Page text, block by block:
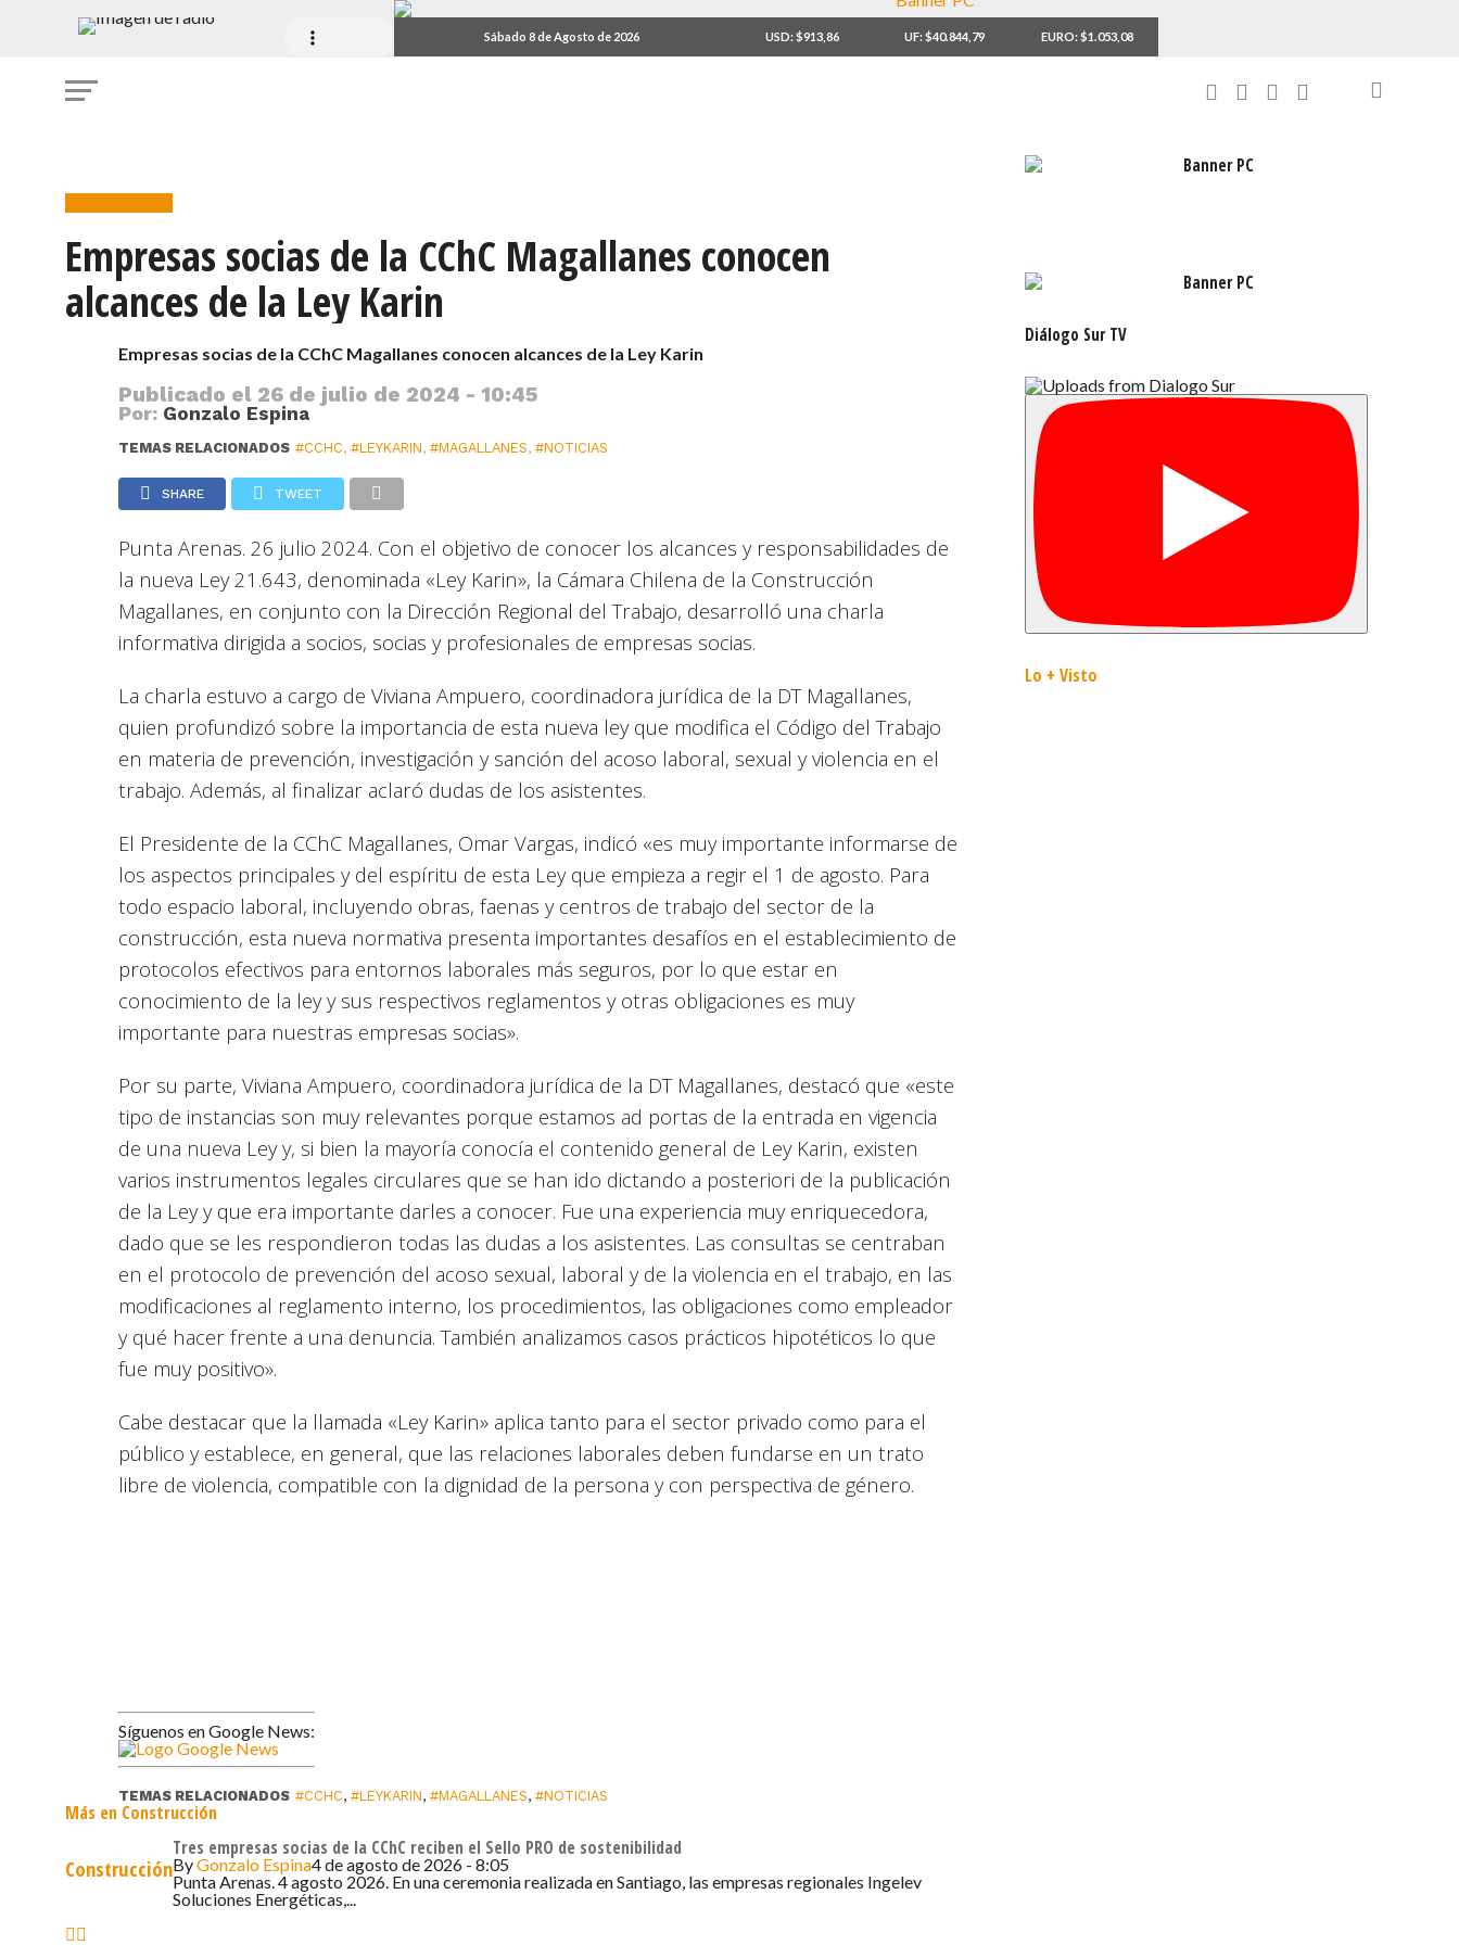
Sábado 8 de Agosto de 2026 USD: $913,86 UF: $40.844,79 EURO: $1.053,08
Construcción
Empresas socias de la CChC Magallanes conocen
alcances de la Ley Karin
Empresas socias de la CChC Magallanes conocen alcances de la Ley Karin
Publicado el 26 de julio de 2024 - 10:45
Por: Gonzalo Espina
TEMAS RELACIONADOS #CCHC,#LEYKARIN,#MAGALLANES,#NOTICIAS
SHARE TWEET
Punta Arenas. 26 julio 2024. Con el objetivo de conocer los alcances y responsabilidades de
la nueva Ley 21.643, denominada «Ley Karin», la Cámara Chilena de la Construcción
Magallanes, en conjunto con la Dirección Regional del Trabajo, desarrolló una charla
informativa dirigida a socios, socias y profesionales de empresas socias.
La charla estuvo a cargo de Viviana Ampuero, coordinadora jurídica de la DT Magallanes,
quien profundizó sobre la importancia de esta nueva ley que modifica el Código del Trabajo
en materia de prevención, investigación y sanción del acoso laboral, sexual y violencia en el
trabajo. Además, al finalizar aclaró dudas de los asistentes.
El Presidente de la CChC Magallanes, Omar Vargas, indicó «es muy importante informarse de
los aspectos principales y del espíritu de esta Ley que empieza a regir el 1 de agosto. Para
todo espacio laboral, incluyendo obras, faenas y centros de trabajo del sector de la
construcción, esta nueva normativa presenta importantes desafíos en el establecimiento de
protocolos efectivos para entornos laborales más seguros, por lo que estar en
conocimiento de la ley y sus respectivos reglamentos y otras obligaciones es muy
importante para nuestras empresas socias».
Por su parte, Viviana Ampuero, coordinadora jurídica de la DT Magallanes, destacó que «este
tipo de instancias son muy relevantes porque estamos ad portas de la entrada en vigencia
de una nueva Ley y, si bien la mayoría conocía el contenido general de Ley Karin, existen
varios instrumentos legales circulares que se han ido dictando a posteriori de la publicación
de la Ley y que era importante darles a conocer. Fue una experiencia muy enriquecedora,
dado que se les respondieron todas las dudas a los asistentes. Las consultas se centraban
en el protocolo de prevención del acoso sexual, laboral y de la violencia en el trabajo, en las
modificaciones al reglamento interno, los procedimientos, las obligaciones como empleador
y qué hacer frente a una denuncia. También analizamos casos prácticos hipotéticos lo que
fue muy positivo».
Cabe destacar que la llamada «Ley Karin» aplica tanto para el sector privado como para el
público y establece, en general, que las relaciones laborales deben fundarse en un trato
libre de violencia, compatible con la dignidad de la persona y con perspectiva de género.
Síguenos en Google News:
TEMAS RELACIONADOS #CCHC,#LEYKARIN,#MAGALLANES,#NOTICIAS
Más en Construcción
Construcción
Tres empresas socias de la CChC reciben el Sello PRO de sostenibilidad
ByGonzalo Espina4 de agosto de 2026 - 8:05
Punta Arenas. 4 agosto 2026. En una ceremonia realizada en Santiago, las empresas regionales Ingelev
Soluciones Energéticas,...
Diálogo Sur TV
Lo + Visto